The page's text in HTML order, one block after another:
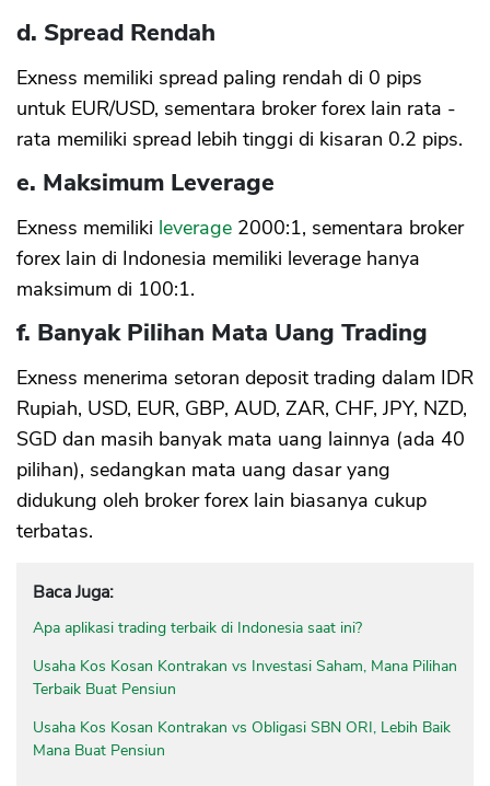
d. Spread Rendah
Exness memiliki spread paling rendah di 0 pips
untuk EUR/USD, sementara broker forex lain rata -
rata memiliki spread lebih tinggi di kisaran 0.2 pips.
e. Maksimum Leverage
Exness memiliki leverage 2000:1, sementara broker
forex lain di Indonesia memiliki leverage hanya
maksimum di 100:1.
f. Banyak Pilihan Mata Uang Trading
Exness menerima setoran deposit trading dalam IDR
Rupiah, USD, EUR, GBP, AUD, ZAR, CHF, JPY, NZD,
SGD dan masih banyak mata uang lainnya (ada 40
pilihan), sedangkan mata uang dasar yang
didukung oleh broker forex lain biasanya cukup
terbatas.
Baca Juga:
Apa aplikasi trading terbaik di Indonesia saat ini?
Usaha Kos Kosan Kontrakan vs Investasi Saham, Mana Pilihan
Terbaik Buat Pensiun
Usaha Kos Kosan Kontrakan vs Obligasi SBN ORI, Lebih Baik
Mana Buat Pensiun